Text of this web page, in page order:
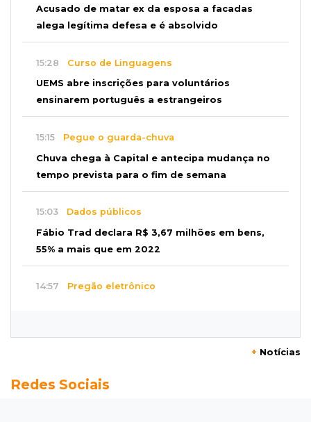
Acusado de matar ex da esposa a facadas
alega legítima defesa e é absolvido
15:28 Curso de Linguagens
UEMS abre inscrições para voluntários
ensinarem português a estrangeiros
15:15 Pegue o guarda-chuva
Chuva chega à Capital e antecipa mudança no
tempo prevista para o fim de semana
15:03 Dados públicos
Fábio Trad declara R$ 3,67 milhões em bens,
55% a mais que em 2022
14:57 Pregão eletrônico
Náutico e Comercial decidem título do
+ Notícias
Redes Sociais